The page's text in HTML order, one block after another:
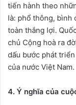
tiến hành theo
là: phổ thông, bình
toàn thắng lợi.
chủ Cộng hoà ra
dấu bước phát
của nước Việt Nam.
4. Ý nghĩa của